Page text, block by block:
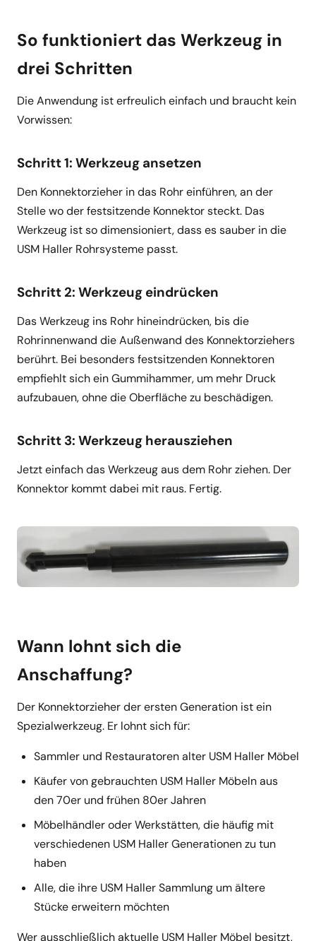
So funktioniert das Werkzeug in
drei Schritten
Die Anwendung ist erfreulich einfach und braucht kein
Vorwissen:
Schritt 1: Werkzeug ansetzen
Den Konnektorzieher in das Rohr einführen, an der
Stelle wo der festsitzende Konnektor steckt. Das
Werkzeug ist so dimensioniert, dass es sauber in die
USM Haller Rohrsysteme passt.
Schritt 2: Werkzeug eindrücken
Das Werkzeug ins Rohr hineindrücken, bis die
Rohrinnenwand die Außenwand des Konnektorziehers
berührt. Bei besonders festsitzenden Konnektoren
empfiehlt sich ein Gummihammer, um mehr Druck
aufzubauen, ohne die Oberfläche zu beschädigen.
Schritt 3: Werkzeug herausziehen
Jetzt einfach das Werkzeug aus dem Rohr ziehen. Der
Konnektor kommt dabei mit raus. Fertig.
Wann lohnt sich die
Anschaffung?
Der Konnektorzieher der ersten Generation ist ein
Spezialwerkzeug. Er lohnt sich für:
Sammler und Restauratoren alter USM Haller Möbel
Käufer von gebrauchten USM Haller Möbeln aus
den 70er und frühen 80er Jahren
Möbelhändler oder Werkstätten, die häufig mit
verschiedenen USM Haller Generationen zu tun
haben
Alle, die ihre USM Haller Sammlung um ältere
Stücke erweitern möchten
Wer ausschließlich aktuelle USM Haller Möbel besitzt,